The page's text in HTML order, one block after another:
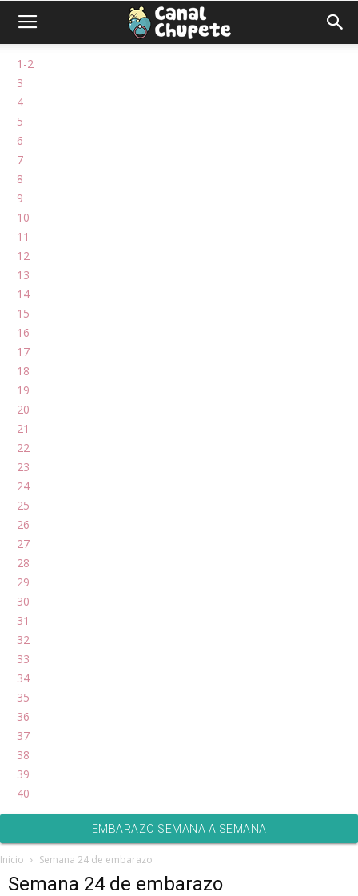
1-2
3
4
5
6
7
8
9
10
11
12
13
14
15
16
17
18
19
20
21
22
23
24
25
26
27
28
29
30
31
32
33
34
35
36
37
38
39
40
EMBARAZO SEMANA A SEMANA
Inicio Semana 24 de embarazo
Semana 24 de embarazo